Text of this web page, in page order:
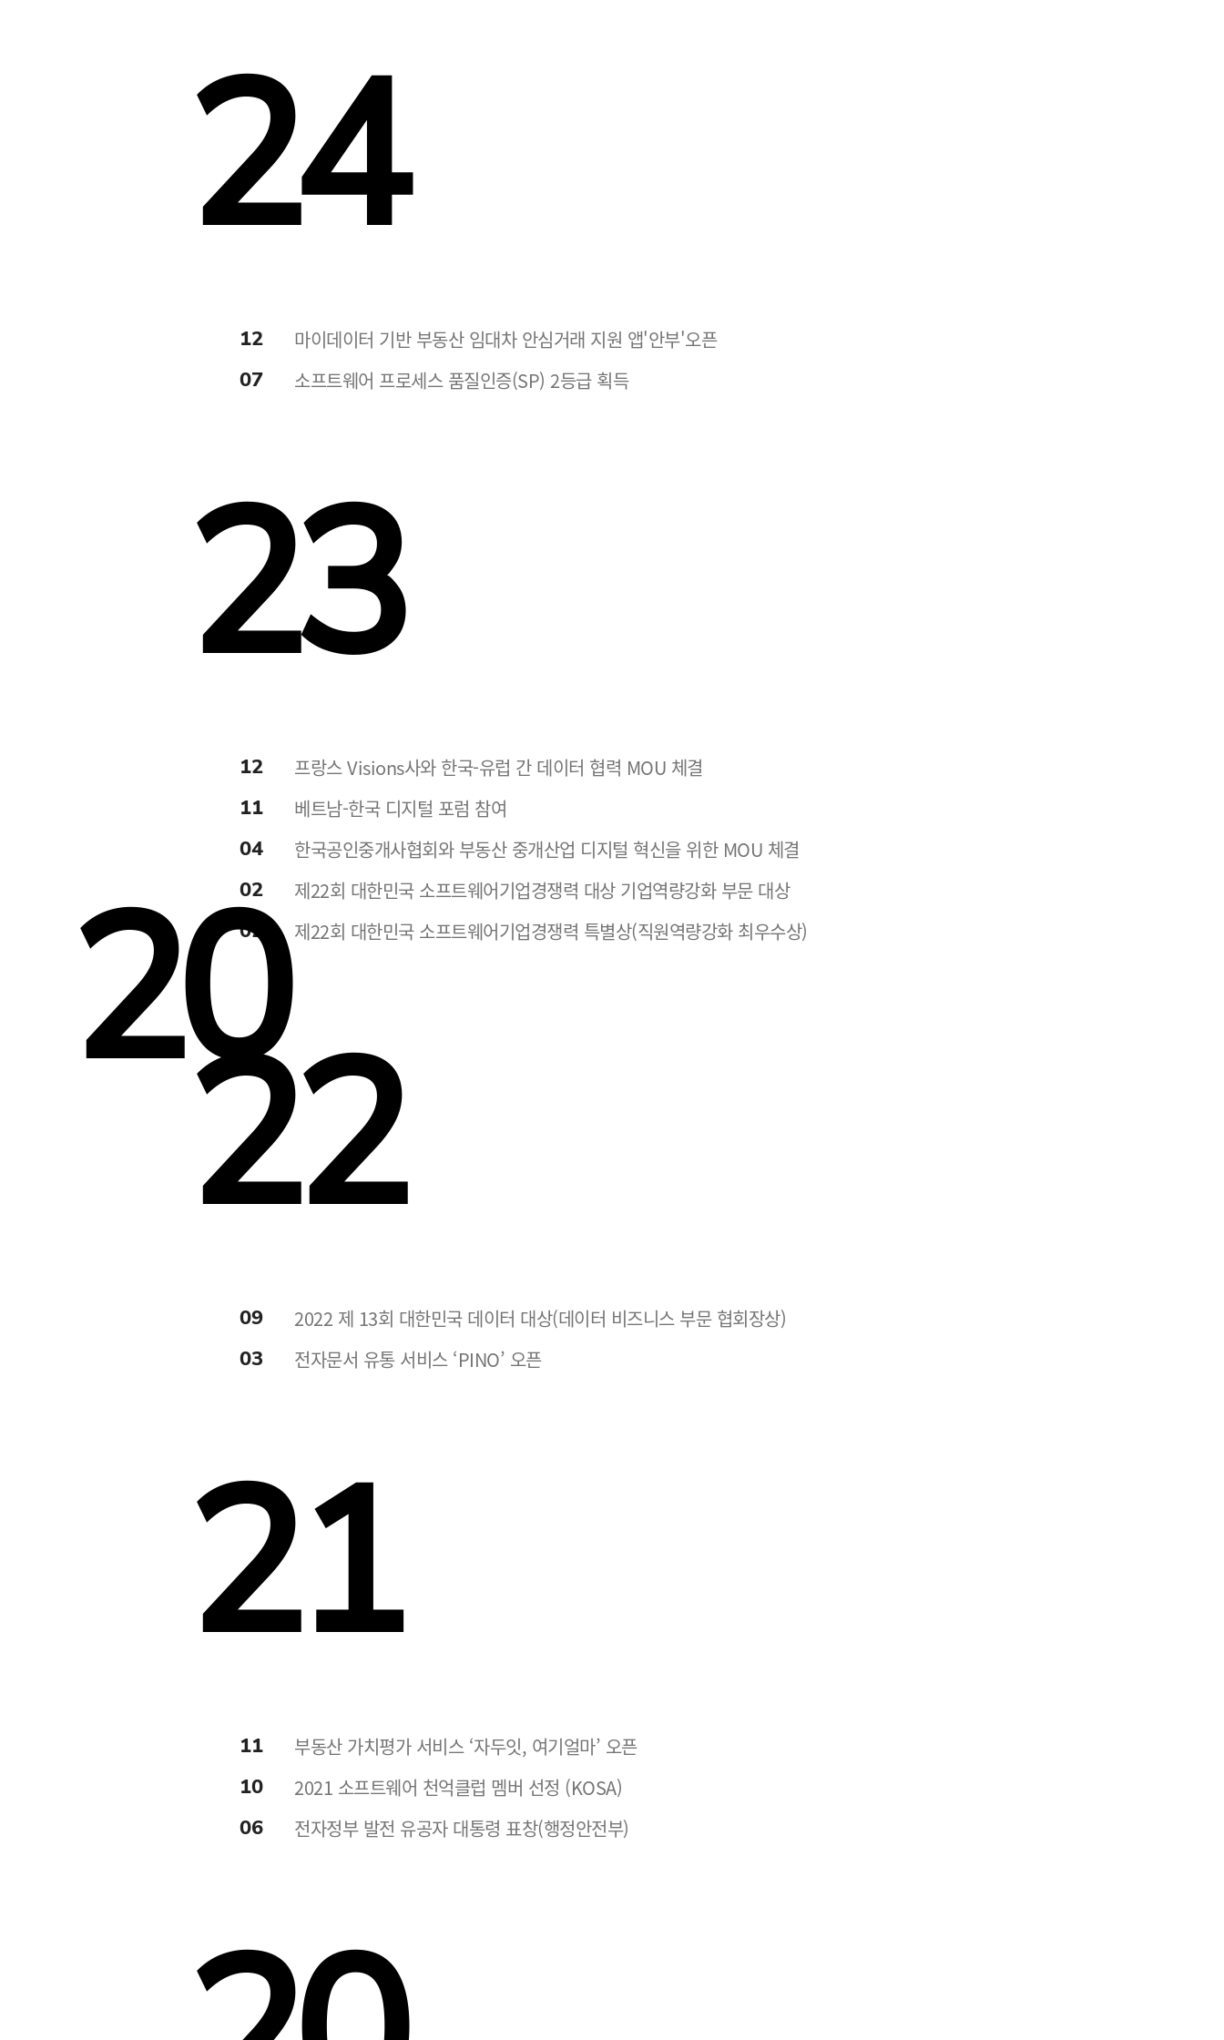
20
24
12 마이데이터 기반 부동산 임대차 안심거래 지원 앱'안부'오픈
07 소프트웨어 프로세스 품질인증(SP) 2등급 획득
23
12 프랑스 Visions사와 한국-유럽 간 데이터 협력 MOU 체결
11 베트남-한국 디지털 포럼 참여
04 한국공인중개사협회와 부동산 중개산업 디지털 혁신을 위한 MOU 체결
02 제22회 대한민국 소프트웨어기업경쟁력 대상 기업역량강화 부문 대상
02 제22회 대한민국 소프트웨어기업경쟁력 특별상(직원역량강화 최우수상)
22
09 2022 제 13회 대한민국 데이터 대상(데이터 비즈니스 부문 협회장상)
03 전자문서 유통 서비스 ‘PINO’ 오픈
21
11 부동산 가치평가 서비스 ‘자두잇, 여기얼마’ 오픈
10 2021 소프트웨어 천억클럽 멤버 선정 (KOSA)
06 전자정부 발전 유공자 대통령 표창(행정안전부)